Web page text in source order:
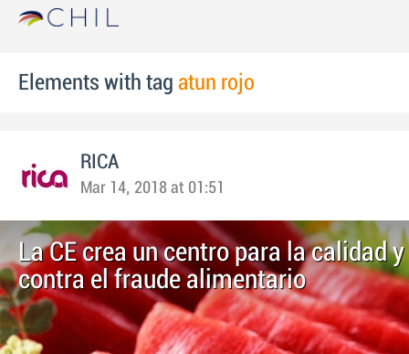
Elements with tag atun rojo
RICA
Mar 14, 2018 at 01:51
La CE crea un centro para la calidad
contra el fraude alimentario